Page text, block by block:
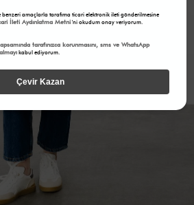
benzeri amaçlarla tarafıma ticari elektronik ileti gönderilmesine
İleti Aydınlatma Metni'ni okudum onay veriyorum.
tarafınızca korunmasını, sms ve WhatsApp
kabul ediyorum.
Çevir Kazan